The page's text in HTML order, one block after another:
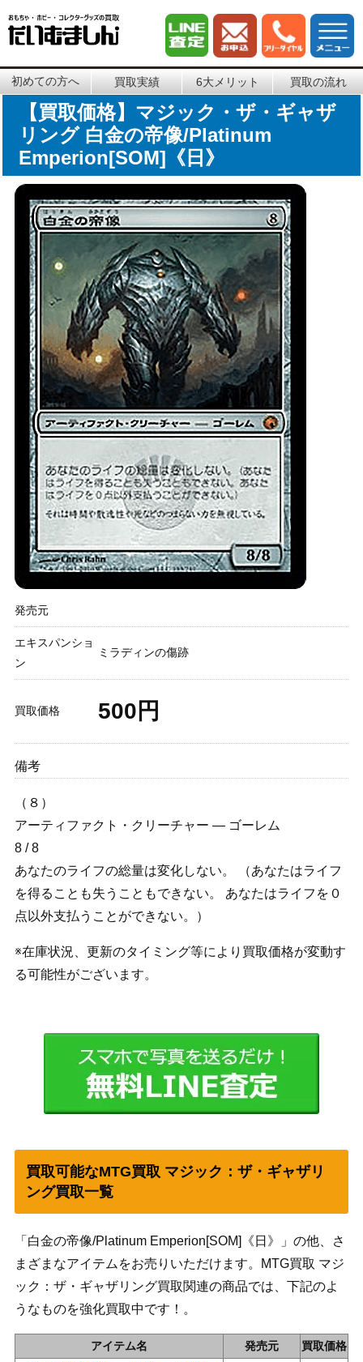
初めての方へ 買取実績 6大メリット 買取の流れ
【買取価格】マジック・ザ・ギャザ
リング 白金の帝像/Platinum
Emperion[SOM]《日》
発売元
エキスパンショ
ン
ミラディンの傷跡
買取価格 500円
備考
（８）
アーティファクト・クリーチャー ― ゴーレム
8 / 8
あなたのライフの総量は変化しない。 （あなたはライフ
を得ることも失うこともできない。 あなたはライフを０
点以外支払うことができない。）
※在庫状況、更新のタイミング等により買取価格が変動す
る可能性がございます。
買取可能なMTG買取 マジック：ザ・ギャザリ
ング買取一覧
「白金の帝像/Platinum Emperion[SOM]《日》」の他、さ
まざまなアイテムをお売りいただけます。MTG買取 マジ
ック：ザ・ギャザリング買取関連の商品では、下記のよ
うなものを強化買取中です！。
アイテム名 発売元
買取価格